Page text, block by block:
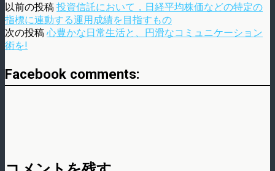
以前の投稿 投資信託において，日経平均株価などの特定の
指標に連動する運用成績を目指すもの
次の投稿 心豊かな日常生活と、円滑なコミュニケーション
術を!
Facebook comments: